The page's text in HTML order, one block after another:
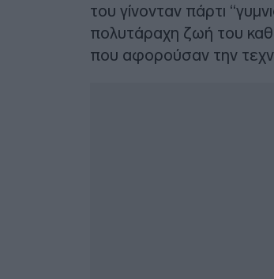
του γίνονταν πάρτι
πολυτάραχη ζωή του
που αφορούσαν την